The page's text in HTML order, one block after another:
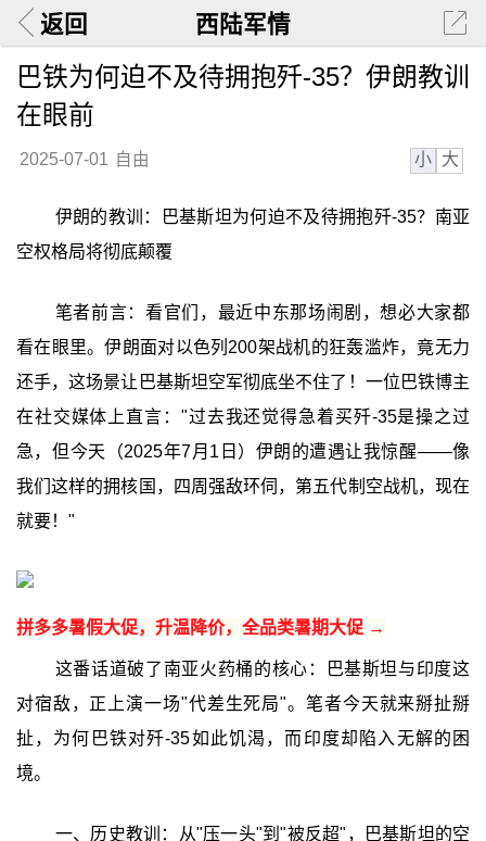
返回 西陆军情
巴铁为何迫不及待拥抱歼-35？伊朗教训
在眼前
2025-07-01 自由 小 大
伊朗的教训：巴基斯坦为何迫不及待拥抱歼-35？南亚
空权格局将彻底颠覆
笔者前言：看官们，最近中东那场闹剧，想必大家都
看在眼里。伊朗面对以色列200架战机的狂轰滥炸，竟无力
还手，这场景让巴基斯坦空军彻底坐不住了！一位巴铁博主
在社交媒体上直言："过去我还觉得急着买歼-35是操之过
急，但今天（2025年7月1日）伊朗的遭遇让我惊醒——像
我们这样的拥核国，四周强敌环伺，第五代制空战机，现在
就要！"
拼多多暑假大促，升温降价，全品类暑期大促 →
这番话道破了南亚火药桶的核心：巴基斯坦与印度这
对宿敌，正上演一场"代差生死局"。笔者今天就来掰扯掰
扯，为何巴铁对歼-35如此饥渴，而印度却陷入无解的困
境。
一、历史教训：从"压一头"到"被反超"，巴基斯坦的空